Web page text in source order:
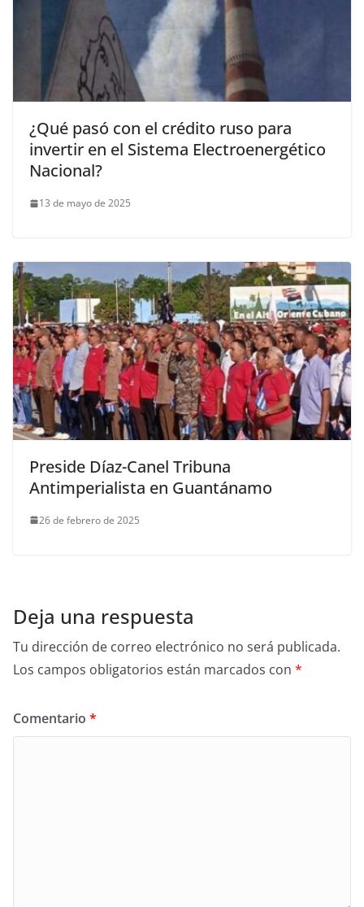
¿Qué pasó con el crédito ruso para
invertir en el Sistema Electroenergético
Nacional?
13 de mayo de 2025
Preside Díaz-Canel Tribuna
Antimperialista en Guantánamo
26 de febrero de 2025
Deja una respuesta
Tu dirección de correo electrónico no será publicada.
Los campos obligatorios están marcados con *
Comentario *